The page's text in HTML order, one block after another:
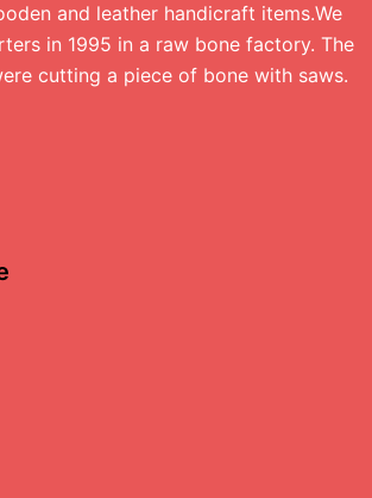
and leather handicraft items.We
in 1995 in a raw bone factory. The
cutting a piece of bone with saws.